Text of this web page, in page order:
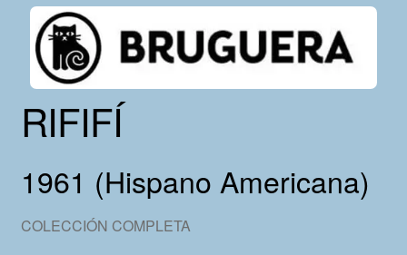
RIFIFÍ
1961 (Hispano Americana)
COLECCIÓN COMPLETA